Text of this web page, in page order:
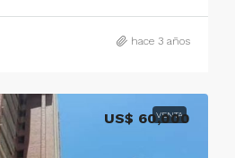
hace 3 años
VENTA
US$ 60,000